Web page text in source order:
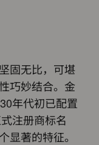
固无比，可堪
巧妙结合。金
年代初已配置
注册商标名
显著的特征。